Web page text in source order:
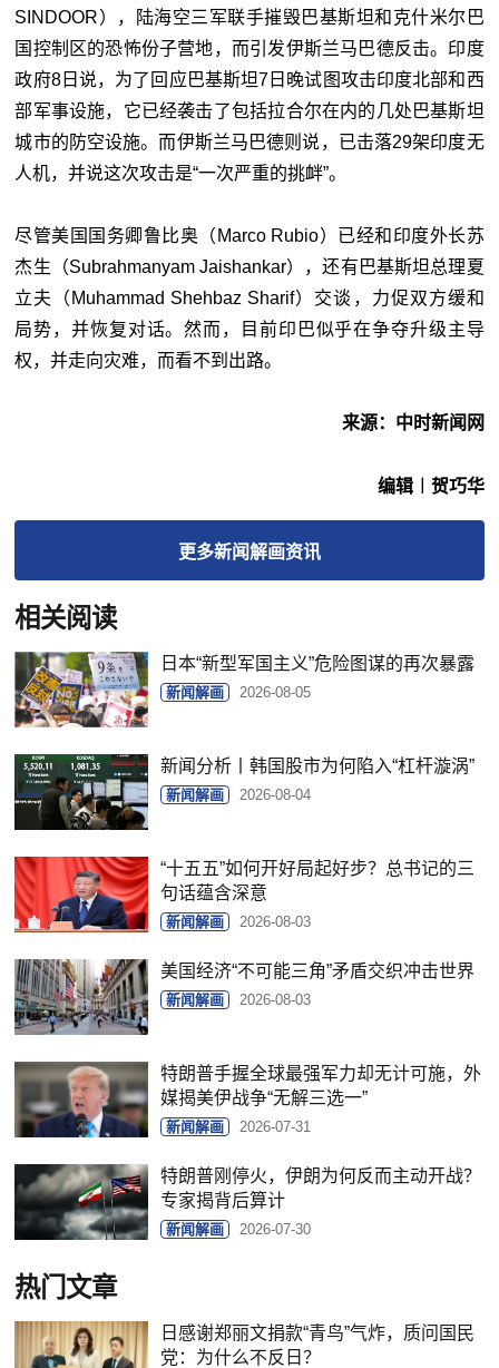
SINDOOR），陆海空三军联手摧毁巴基斯坦和克什米尔巴
国控制区的恐怖份子营地，而引发伊斯兰马巴德反击。印度
政府8日说，为了回应巴基斯坦7日晚试图攻击印度北部和西
部军事设施，它已经袭击了包括拉合尔在内的几处巴基斯坦
城市的防空设施。而伊斯兰马巴德则说，已击落29架印度无
人机，并说这次攻击是“一次严重的挑衅”。
尽管美国国务卿鲁比奥（Marco Rubio）已经和印度外长苏
杰生（Subrahmanyam Jaishankar），还有巴基斯坦总理夏
立夫（Muhammad Shehbaz Sharif）交谈，力促双方缓和
局势，并恢复对话。然而，目前印巴似乎在争夺升级主导
权，并走向灾难，而看不到出路。
来源：中时新闻网
编辑︱贺巧华
更多新闻解画资讯
相关阅读
日本“新型军国主义”危险图谋的再次暴露
新闻解画 2026-08-05
新闻分析丨韩国股市为何陷入“杠杆漩涡”
新闻解画 2026-08-04
“十五五”如何开好局起好步？总书记的三
句话蕴含深意
新闻解画 2026-08-03
美国经济“不可能三角”矛盾交织冲击世界
新闻解画 2026-08-03
特朗普手握全球最强军力却无计可施，外
媒揭美伊战争“无解三选一”
新闻解画 2026-07-31
特朗普刚停火，伊朗为何反而主动开战？
专家揭背后算计
新闻解画 2026-07-30
热门文章
日感谢郑丽文捐款“青鸟”气炸，质问国民
党：为什么不反日？